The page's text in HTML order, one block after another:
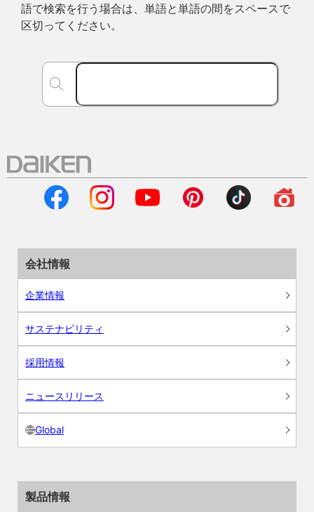
語で検索を行う場合は、単語と単語の間をスペースで
区切ってください。
会社情報
企業情報
サステナビリティ
採用情報
ニュースリリース
Global
製品情報